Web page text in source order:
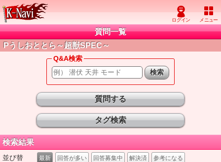
質問一覧
Pうしおととら～超獣SPEC～
Q&A検索
質問する
タグ検索
検索結果
並び替
最新 回答が多い 回答募集中 解決済 参考になる